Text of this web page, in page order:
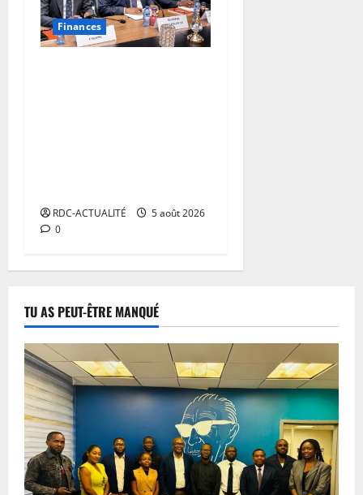
Finances
RDC-ACTUALITÉ
5 août 2026
0
TU AS PEUT-ÊTRE MANQUÉ